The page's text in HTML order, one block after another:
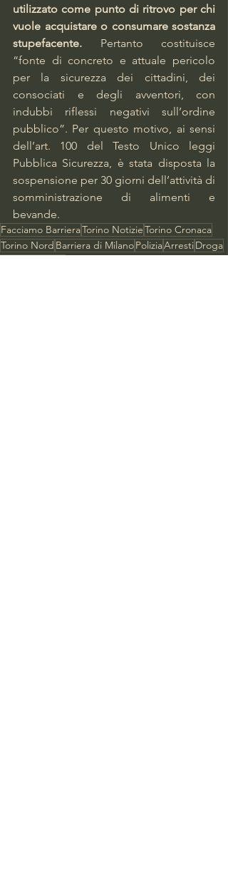
utilizzato come punto di ritrovo per chi
vuole acquistare o consumare sostanza
stupefacente. Pertanto costituisce
“fonte di concreto e attuale pericolo
per la sicurezza dei cittadini, dei
consociati e degli avventori, con
indubbi riflessi negativi sull’ordine
pubblico”. Per questo motivo, ai sensi
dell’art. 100 del Testo Unico leggi
Pubblica Sicurezza, è stata disposta la
sospensione per 30 giorni dell’attività di
somministrazione di alimenti e
bevande.
Facciamo BarrieraTorino NotizieTorino Cronaca
Torino Nord Barriera di MilanoPoliziaArrestiDroga